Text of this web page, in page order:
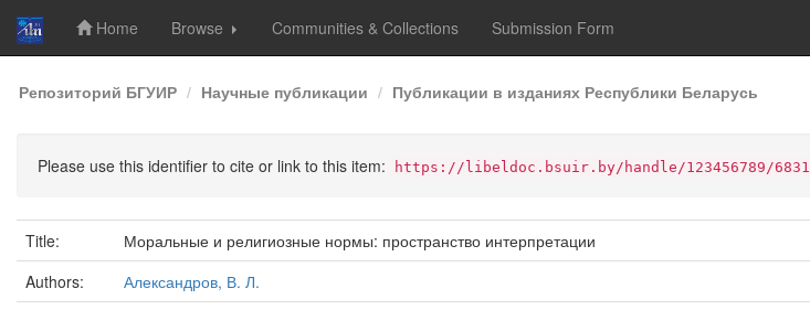
Skip
navigation
Home Browse Communities & Collections Submission Form
Репозиторий БГУИР Научные публикации Публикации в изданиях Республики Беларусь
Please use this identifier to cite or link to this item: https://libeldoc.bsuir.by/handle/123456789/6831
Title:
Моральные и религиозные нормы: пространство интерпретации
Authors:
Александров, В. Л.